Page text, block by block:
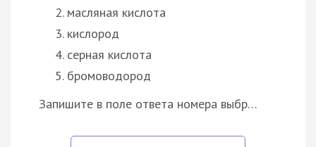
масляная кислота
кислород
серная кислота
бромоводород
Запишите в поле ответа номера выбр…